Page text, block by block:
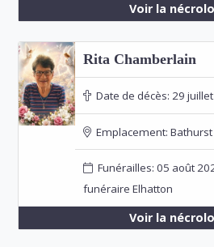
Voir la
Rita Chamberlain
Date de décès: 29
Emplacement: Bathurst
Funérailles: 05 août
funéraire Elhatton
Voir la